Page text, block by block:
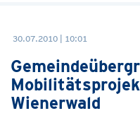
30.07.2010 | 10:01
Wienerwald